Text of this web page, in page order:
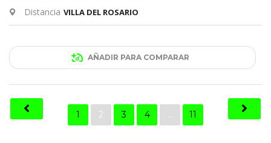
Distancia VILLA DEL ROSARIO
AÑADIR PARA COMPARAR
1 2 3 4 … 11